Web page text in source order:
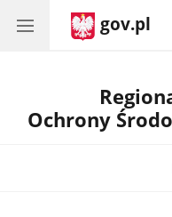
gov.pl
Ochrony